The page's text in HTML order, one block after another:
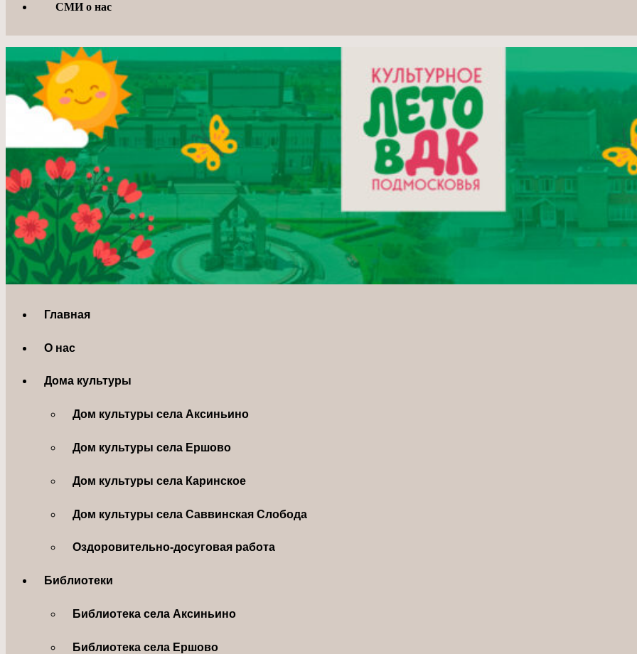
СМИ о нас
Главная
О нас
Дома культуры
Дом культуры села Аксиньино
Дом культуры села Ершово
Дом культуры села Каринское
Дом культуры села Саввинская Слобода
Оздоровительно-досуговая работа
Библиотеки
Библиотека села Аксиньино
Библиотека села Ершово